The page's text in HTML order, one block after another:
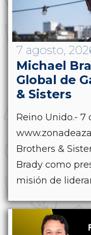
7 agosto,
Michael
Global de
& Sisters
Reino Unido.- 7
Brothers &
Brady como
misión de